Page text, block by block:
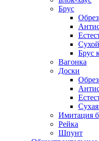
Брус
Сухой
Брус
Вагонка
Доски
Сухая
Имитация
Рейка
Шпунт